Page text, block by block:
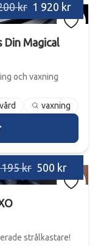
kr 1 920 kr
Din Magical
och vaxning
vaxning
kr 500 kr
strålkastare!